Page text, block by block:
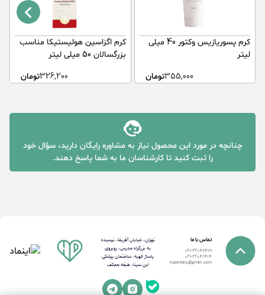
کرم پسوریازیس وکتور 40 میلی
لیتر
355,000تومان
کرم اگزاسین هولیستیکا مناسب
بزرگسالان 50 میلی لیتر
326,200تومان
چنانچه در مورد این محصول نیاز به مشاوره رایگان دارید، سؤال خود
را ثبت کنید تا کارشناسان ما به شما پاسخ دهند.
تماس با ما
021-22046489
021-22041414
hyperdaru@gmail.com
تهران، خیابان آفریقا، نرسیده
به بزرگراه مدرس، روبروی
پاساژ الهیه، ساختمان پزشکی
ابن سینا، طبقه همکف